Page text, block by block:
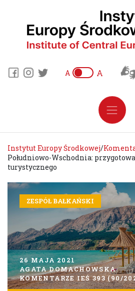
A A
Instytut Europy Środkowej/
Południowo-Wschodnia:
turystycznego
ZESPÓŁ BAŁKAŃSKI
26 MAJA 2021
AGATA DOMACHOWSKA
KOMENTARZE IEŚ 393 (90/